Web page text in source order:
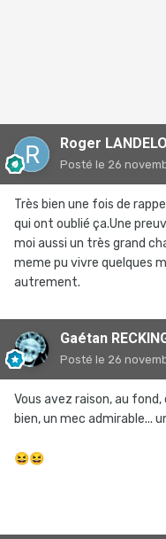
Roger
Posté le 26
Très bien une fois de
qui ont oublié ça.Une
moi aussi un très grand
meme pu vivre quelques
autrement.
Gaétan
Posté le 26
Vous avez raison, au
bien, un mec admirable...
😆😆